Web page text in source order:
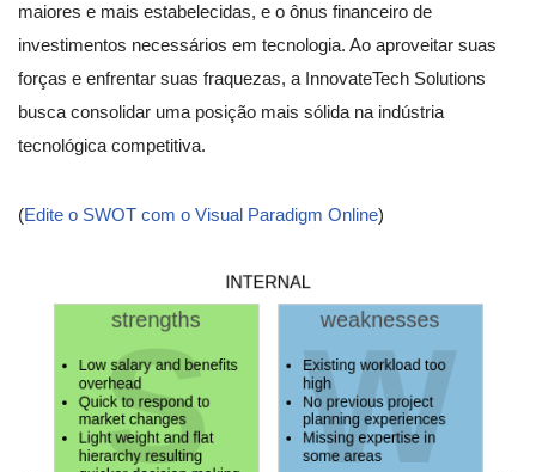
maiores e mais estabelecidas, e o ônus financeiro de
investimentos necessários em tecnologia. Ao aproveitar suas
forças e enfrentar suas fraquezas, a InnovateTech Solutions
busca consolidar uma posição mais sólida na indústria
tecnológica competitiva.
(Edite o SWOT com o Visual Paradigm Online)